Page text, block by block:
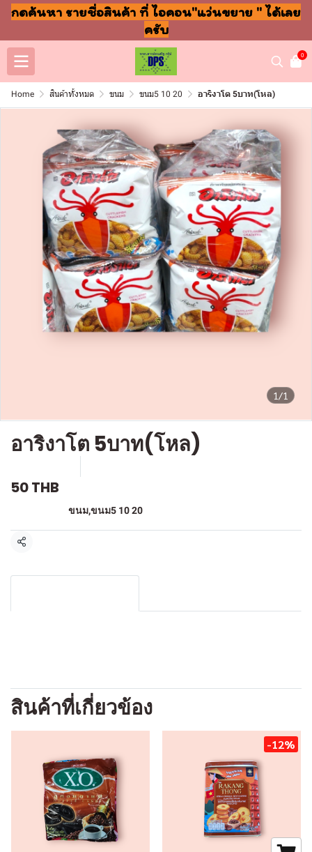
กดค้นหา รายชื่อสินค้า ที่ ไอคอน"แว่นขยาย " ได้เลย
ครับ
0
Home สินค้าทั้งหมด ขนม ขนม5 10 20 อาริงาโต 5บาท(โหล)
1/1
อาริงาโต 5บาท(โหล)
50 THB
ขนม,ขนม5 10 20
แชร์
สินค้าที่เกี่ยวข้อง
-12%